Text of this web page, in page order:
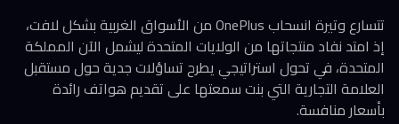
تتسارع وتيرة انسحاب OnePlus من الأسواق الغربية بشكل لافت،
إذ امتد نفاد منتجاتها من الولايات المتحدة ليشمل الآن المملكة
المتحدة، في تحول استراتيجي يطرح تساؤلات جدية حول مستقبل
العلامة التجارية التي بنت سمعتها على تقديم هواتف رائدة
بأسعار منافسة.